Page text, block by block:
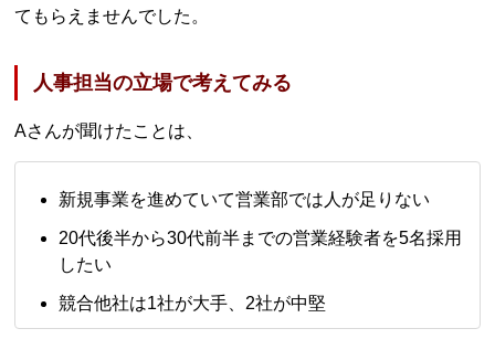
てもらえませんでした。
人事担当の立場で考えてみる
Aさんが聞けたことは、
新規事業を進めていて営業部では人が足りない
20代後半から30代前半までの営業経験者を5名採用
したい
競合他社は1社が大手、2社が中堅